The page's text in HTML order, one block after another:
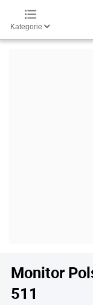
Kategorie
Monitor
511